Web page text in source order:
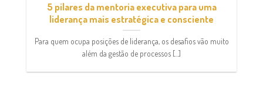
5 pilares da mentoria executiva para uma
liderança mais estratégica e consciente
Para quem ocupa posições de liderança, os desafios vão muito
além da gestão de processos [...]